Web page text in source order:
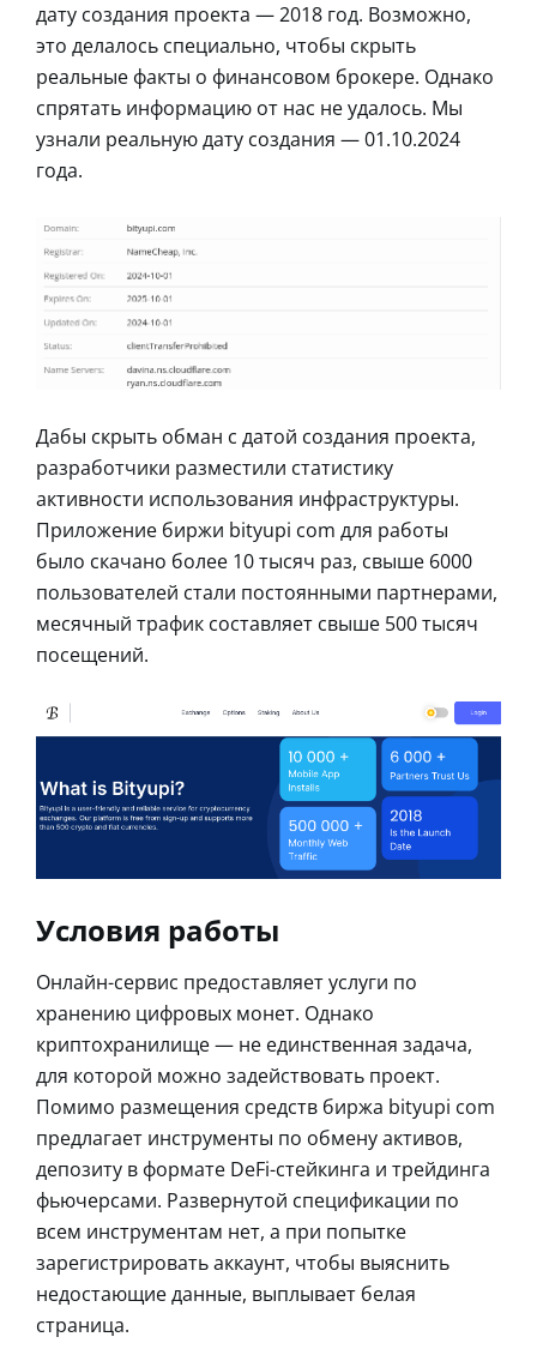
дату создания проекта — 2018 год. Возможно,
это делалось специально, чтобы скрыть
реальные факты о финансовом брокере. Однако
спрятать информацию от нас не удалось. Мы
узнали реальную дату создания — 01.10.2024
года.
Дабы скрыть обман с датой создания проекта,
разработчики разместили статистику
активности использования инфраструктуры.
Приложение биржи bityupi com для работы
было скачано более 10 тысяч раз, свыше 6000
пользователей стали постоянными партнерами,
месячный трафик составляет свыше 500 тысяч
посещений.
Условия работы
Онлайн-сервис предоставляет услуги по
хранению цифровых монет. Однако
криптохранилище — не единственная задача,
для которой можно задействовать проект.
Помимо размещения средств биржа bityupi com
предлагает инструменты по обмену активов,
депозиту в формате DeFi-стейкинга и трейдинга
фьючерсами. Развернутой спецификации по
всем инструментам нет, а при попытке
зарегистрировать аккаунт, чтобы выяснить
недостающие данные, выплывает белая
страница.